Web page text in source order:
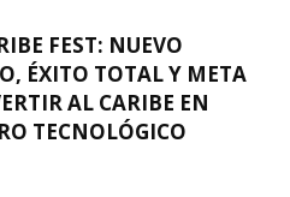
FEST: NUEVO
ÉXITO TOTAL Y META
AL CARIBE EN
TECNOLÓGICO